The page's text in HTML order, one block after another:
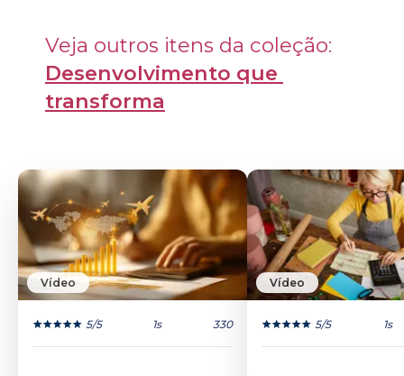
Desenvolvimento que
transforma
Vídeo
5/5 1s 330
Vídeo
5/5 1s